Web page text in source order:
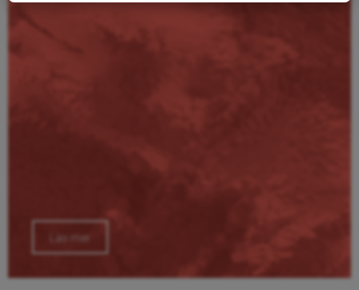
Läs mer